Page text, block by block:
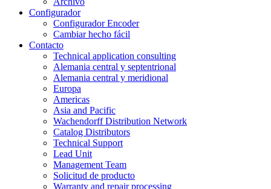
Configurador
Configurador Encoder
Cambiar hecho fácil
Contacto
Technical application consulting
Alemania central y septentrional
Alemania central y meridional
Europa
Americas
Asia and Pacific
Wachendorff Distribution Network
Catalog Distributors
Technical Support
Lead Unit
Management Team
Solicitud de producto
Warranty and repair processing